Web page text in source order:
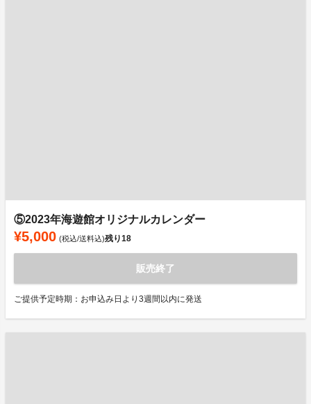
⑤2023年海遊館オリジナルカレンダー
¥5,000 (税込/送料込)残り18
販売終了
ご提供予定時期：お申込み日より3週間以内に発送